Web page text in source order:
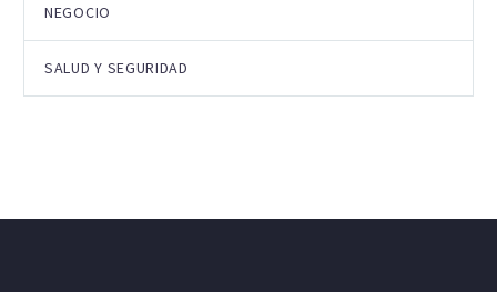
NEGOCIO
SALUD Y SEGURIDAD